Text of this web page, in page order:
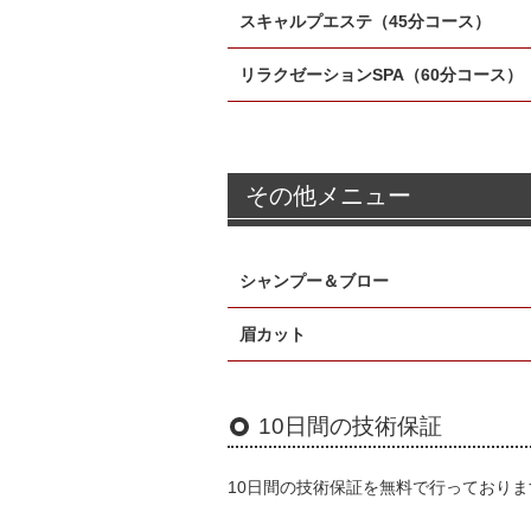
スキャルプエステ（45分コース）
リラクゼーションSPA（60分コース）
その他メニュー
シャンプー＆ブロー
眉カット
10日間の技術保証
10日間の技術保証を無料で行っており